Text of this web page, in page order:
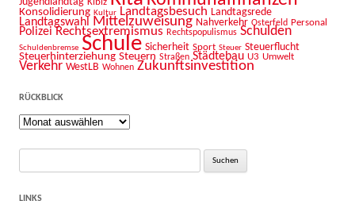
Jugendlandtag Kibiz
Konsolidierung Kultur Landtagsbesuch Landtagsrede
Landtagswahl Mittelzuweisung Nahverkehr Osterfeld Personal
Polizei Rechtsextremismus Rechtspopulismus Schulden
Schuldenbremse Schule Sicherheit Sport Steuer Steuerflucht
Steuerhinterziehung Steuern Straßen Städtebau U3 Umwelt
Verkehr WestLB Wohnen Zukunftsinvestition
RÜCKBLICK
Rückblick
LINKS